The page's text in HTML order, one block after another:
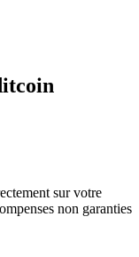
sur votre
non garanties